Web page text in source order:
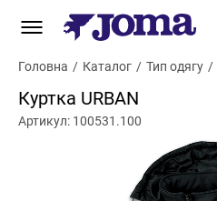
Головна / Каталог / Тип одягу /
Куртка URBAN
Артикул: 100531.100